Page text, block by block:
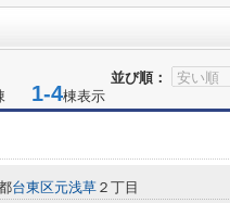
並び順：
1-4棟表示
台東区元浅草 ２丁目